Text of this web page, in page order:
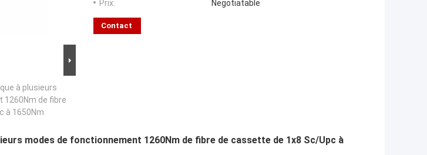
à plusieurs
de fibre
à 1650Nm
Prix:
Negotiatable
Contact
modes de fonctionnement 1260Nm de fibre de cassette de 1x8 Sc/Upc à